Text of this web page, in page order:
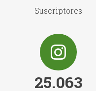
Suscriptores
25.063